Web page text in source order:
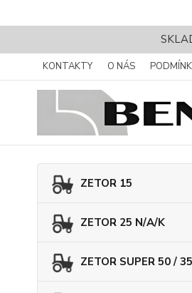
KONTAKTY O NÁS
ZETOR 15
ZETOR 25 N/A/K
ZETOR SUPER 50 / 35